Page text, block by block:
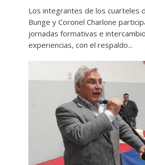
Los integrantes de los cuarteles
Bunge y Coronel Charlone
jornadas formativas e
experiencias, con el respaldo...